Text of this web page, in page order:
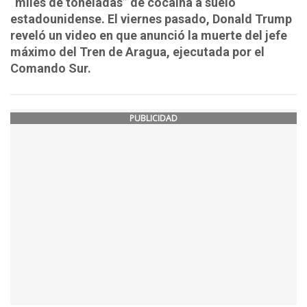
estadounidense. El viernes pasado, Donald Trump
reveló un video en que anunció la muerte del jefe
máximo del Tren de Aragua, ejecutada por el
Comando Sur.
PUBLICIDAD